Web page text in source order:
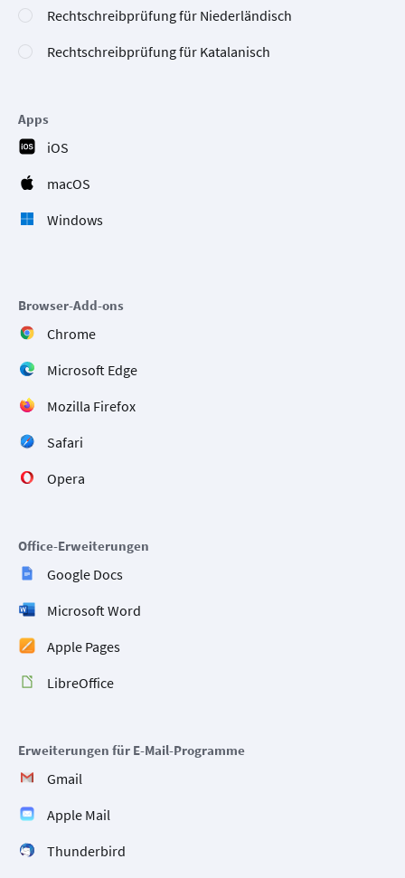
Rechtschreibprüfung für Niederländisch
Rechtschreibprüfung für Katalanisch
Apps
iOS
macOS
Windows
Browser-Add-ons
Chrome
Microsoft Edge
Mozilla Firefox
Safari
Opera
Office-Erweiterungen
Google Docs
Microsoft Word
Apple Pages
LibreOffice
Erweiterungen für E-Mail-Programme
Gmail
Apple Mail
Thunderbird